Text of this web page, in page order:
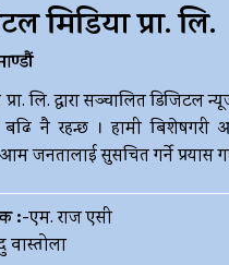
मिडिया प्रा. लि.
लि. द्धारा सञ्चालित डिजिटल
बढि नै रहन्छ । हामी
जनतालाई सुसचित गर्ने प्रयास
:-एम. राज एसी
वास्तोला